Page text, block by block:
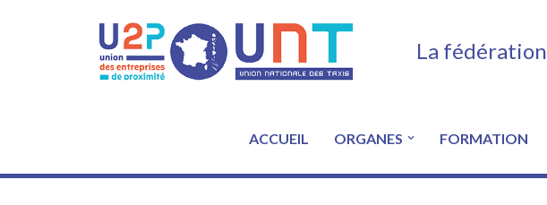
La fédération
ACCUEIL ORGANES FORMATION